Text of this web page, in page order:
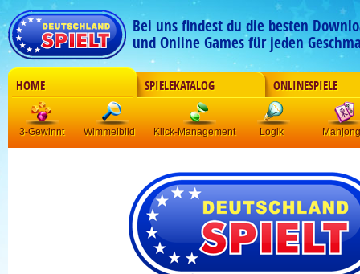
Bei uns findest du die besten
und Online Games für jeden
HOME SPIELEKATALOG ONLINESPIELE
3-Gewinnt Wimmelbild Klick-Management Logik Mahjong